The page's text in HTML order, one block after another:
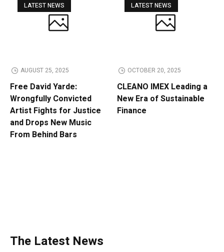
LATEST NEWS
AUGUST 25, 2025
Free David Yarde:
Wrongfully Convicted
Artist Fights for Justice
and Drops New Music
From Behind Bars
LATEST NEWS
OCTOBER 20, 2025
CLEANO IMEX Leading a
New Era of Sustainable
Finance
The Latest News